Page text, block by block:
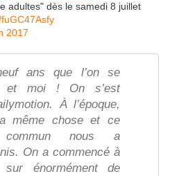
adultes" dès le samedi 8 juillet
2017
ans que l’on se
et moi ! On s’est
À l’époque,
même chose et ce
nous a
On a commencé à
sur énormément de